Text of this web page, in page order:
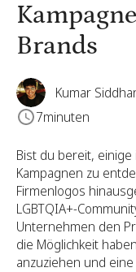
Brands
Kumar
7minuten
Bist du bereit,
Kampagnen zu
Firmenlogos
LGBTQIA+-
Unternehmen den
die Möglichkeit
anzuziehen und